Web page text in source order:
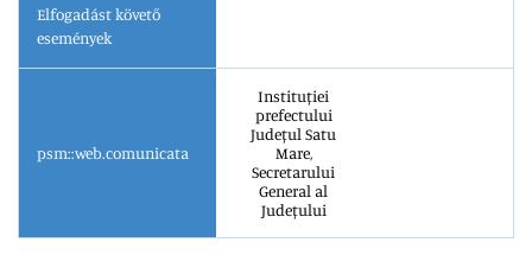
Elfogadást követő
események
psm::web.comunicata
Instituției
prefectului
Județul Satu
Mare,
Secretarului
General al
Județului